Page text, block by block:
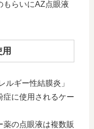
もらいにAZ点眼液
ルギー性結膜炎」
症に使用されるケー
薬の点眼液は複数販